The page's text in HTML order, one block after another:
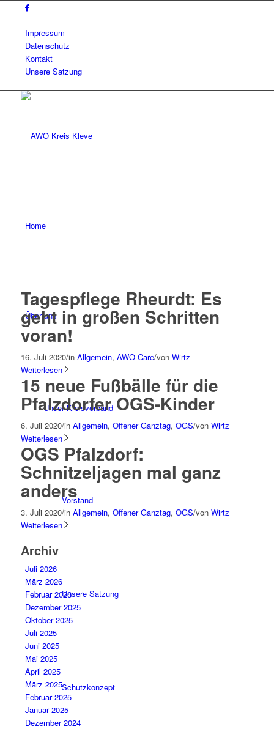
Impressum
Datenschutz
Kontakt
Unsere Satzung
Home
Über uns
Unser Kreisverband
Vorstand
Unsere Satzung
Schutzkonzept
Tagespflege Rheurdt: Es
geht in großen Schritten
voran!
16. Juli 2020/in Allgemein, AWO Care/von Wirtz
Weiterlesen
15 neue Fußbälle für die
Pfalzdorfer OGS-Kinder
6. Juli 2020/in Allgemein, Offener Ganztag, OGS/von Wirtz
Weiterlesen
OGS Pfalzdorf:
Schnitzeljagen mal ganz
anders
3. Juli 2020/in Allgemein, Offener Ganztag, OGS/von Wirtz
Weiterlesen
Archiv
Juli 2026
März 2026
Februar 2026
Dezember 2025
Oktober 2025
Juli 2025
Juni 2025
Mai 2025
April 2025
März 2025
Februar 2025
Januar 2025
Dezember 2024